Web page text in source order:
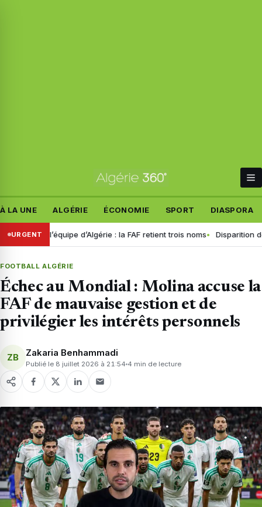
À LA UNE ALGÉRIE ÉCONOMIE SPORT DIASPORA
URGENT
l’équipe d’Algérie : la FAF retient trois noms Disparition de
FOOTBALL ALGÉRIE
Échec au Mondial : Molina accuse la
FAF de mauvaise gestion et de
privilégier les intérêts personnels
ZB Zakaria Benhammadi
Publié le 8 juillet 2026 à 21:54 4 min de lecture